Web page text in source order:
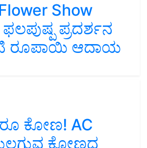
Show
ಪ್ರದರ್ಶನ
ರೂಪಾಯಿ ಆದಾಯ
ಕೋಣ! AC
ಕೋಣದ